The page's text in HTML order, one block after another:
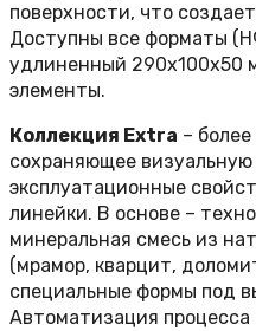
поверхности, что
Доступны все форматы
удлиненный 290х100х50
элементы.
Коллекция Extra –
сохраняющее визуальную
эксплуатационные
линейки. В основе –
минеральная смесь из
(мрамор, кварцит,
специальные формы под
Автоматизация